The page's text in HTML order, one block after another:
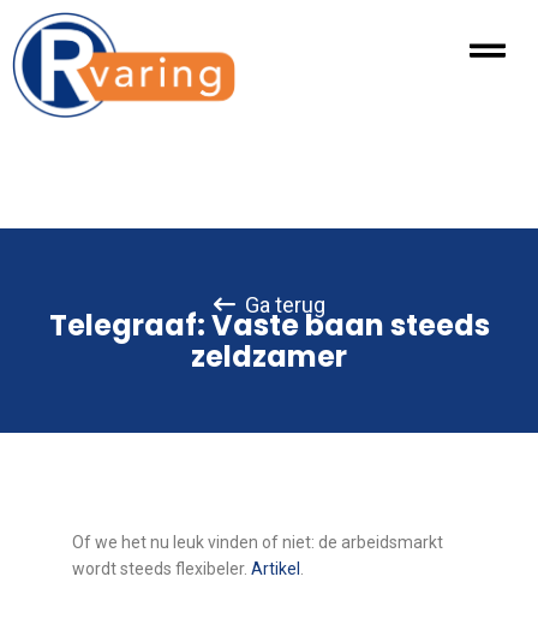
Ga terug
Telegraaf: Vaste baan steeds
zeldzamer
Of we het nu leuk vinden of niet: de arbeidsmarkt
wordt steeds flexibeler. Artikel